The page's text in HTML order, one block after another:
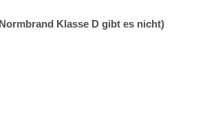
Klasse D gibt es nicht)